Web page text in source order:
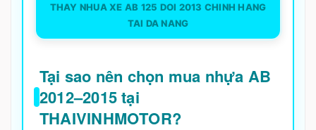
THAY NHUA XE AB 125 DOI 2013 CHINH HANG
TAI DA NANG
Tại sao nên chọn mua nhựa AB
2012–2015 tại
THAIVINHMOTOR?